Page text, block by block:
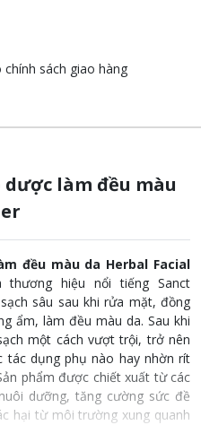
sách giao hàng
làm đều màu
đều màu da Herbal Facial
hiệu nổi tiếng Sanct
sâu sau khi rửa mặt, đồng
ẩm, làm đều màu da. Sau khi
một cách vượt trội, trở nên
tác dụng phụ nào hay nhờn rít
phẩm được chiết xuất từ các
dưỡng, tăng cường sức đề
hại từ môi trường xung quanh